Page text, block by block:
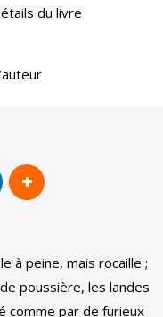
du livre
à peine, mais rocaille ;
poussière, les landes
comme par de furieux